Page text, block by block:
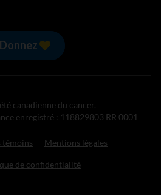
Donnez
canadienne du cancer.
enregistré : 118829803 RR 0001
témoins Mentions légales
de confidentialité